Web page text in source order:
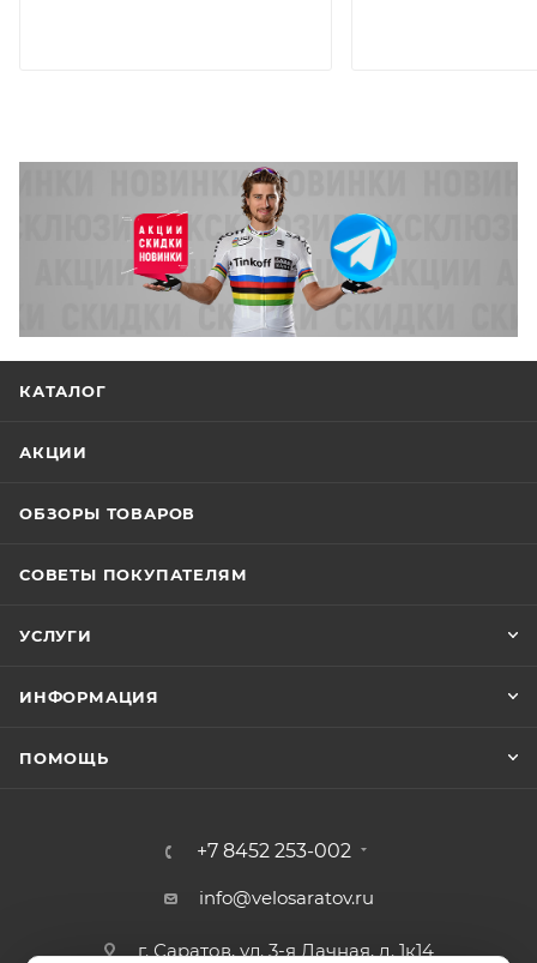
КАТАЛОГ
АКЦИИ
ОБЗОРЫ ТОВАРОВ
СОВЕТЫ ПОКУПАТЕЛЯМ
УСЛУГИ
ИНФОРМАЦИЯ
ПОМОЩЬ
+7 8452 253-002
info@velosaratov.ru
г. Саратов, ул. 3-я Дачная, д. 1к14